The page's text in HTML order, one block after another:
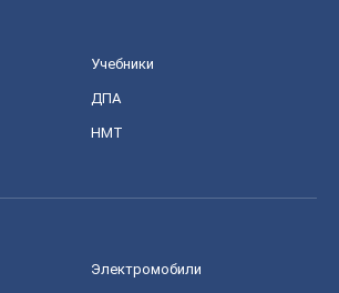
Учебники
ДПА
НМТ
Электромобили